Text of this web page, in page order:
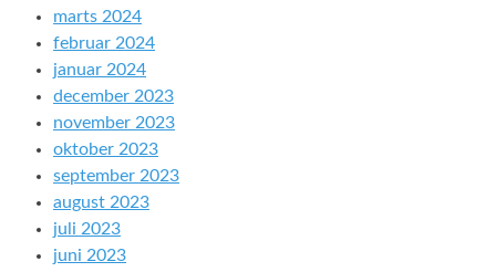
marts 2024
februar 2024
januar 2024
december 2023
november 2023
oktober 2023
september 2023
august 2023
juli 2023
juni 2023